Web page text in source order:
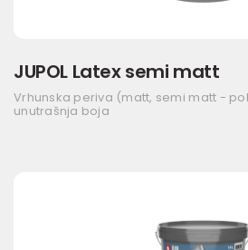
JUPOL Latex semi matt
Vrhunska periva (matt, semi matt -
unutrašnja boja